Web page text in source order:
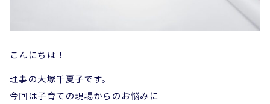
こんにちは！
理事の大塚千夏子です。
今回は子育ての現場からのお悩みに